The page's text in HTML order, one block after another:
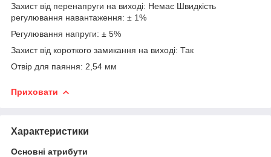
Захист від перенапруги на виході: Немає Швидкість
регулювання навантаження: ± 1%
Регулювання напруги: ± 5%
Захист від короткого замикання на виході: Так
Отвір для паяння: 2,54 мм
Приховати
Характеристики
Основні атрибути